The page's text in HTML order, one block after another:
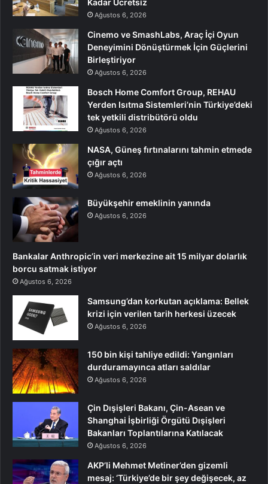
Ağustos 6, 2026
Cinemo ve SmashLabs, Araç İçi Oyun
Deneyimini Dönüştürmek İçin Güçlerini
Birleştiriyor
Ağustos 6, 2026
Bosch Home Comfort Group, REHAU
Yerden Isıtma Sistemleri’nin Türkiye’deki
tek yetkili distribütörü oldu
Ağustos 6, 2026
NASA, Güneş fırtınalarını tahmin etmede
çığır açtı
Ağustos 6, 2026
Büyükşehir emeklinin yanında
Ağustos 6, 2026
Bankalar Anthropic’in veri merkezine ait 15 milyar dolarlık
borcu satmak istiyor
Ağustos 6, 2026
Samsung’dan korkutan açıklama: Bellek
krizi için verilen tarih herkesi üzecek
Ağustos 6, 2026
150 bin kişi tahliye edildi: Yangınları
durduramayınca atları saldılar
Ağustos 6, 2026
Çin Dışişleri Bakanı, Çin-Asean ve
Shanghai İşbirliği Örgütü Dışişleri
Bakanları Toplantılarına Katılacak
Ağustos 6, 2026
AKP’li Mehmet Metiner’den gizemli
mesaj: ‘Türkiye’de bir şey değişecek, az